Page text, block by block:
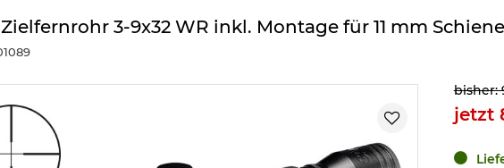
3-9x32 WR inkl. Montage für 11 mm
bisher:
jetzt